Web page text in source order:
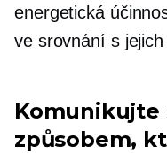
energetická
ve srovnání s
Komunikujte
způsobem,